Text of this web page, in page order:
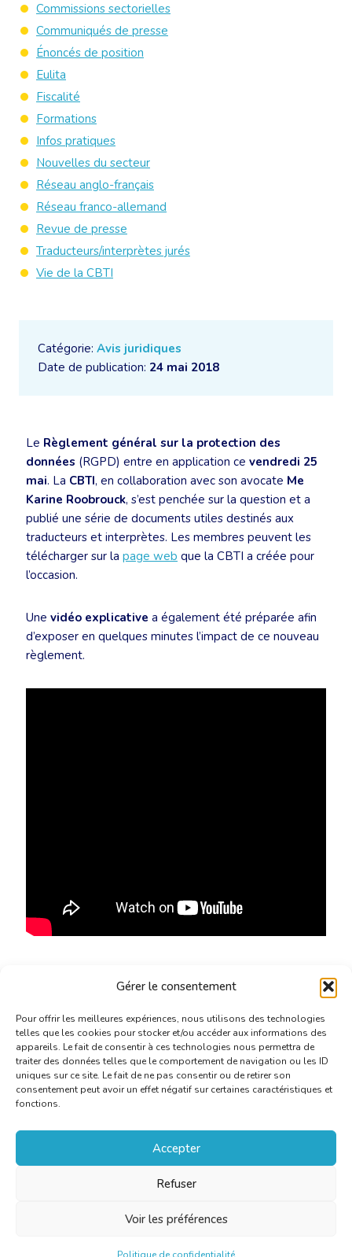
Gérer le consentement
Pour offrir les meilleures expériences, nous utilisons des technologies
telles que les cookies pour stocker et/ou accéder aux informations des
appareils. Le fait de consentir à ces technologies nous permettra de
traiter des données telles que le comportement de navigation ou les ID
uniques sur ce site. Le fait de ne pas consentir ou de retirer son
consentement peut avoir un effet négatif sur certaines caractéristiques et
fonctions.
Accepter
Refuser
Voir les préférences
Catégorie: Avis juridiques
Date de publication: 24 mai 2018
Le Règlement général sur la protection des
données (RGPD) entre en application ce vendredi 25
mai. La CBTI, en collaboration avec son avocate Me
Karine Roobrouck, s’est penchée sur la question et a
publié une série de documents utiles destinés aux
traducteurs et interprètes. Les membres peuvent les
télécharger sur la page web que la CBTI a créée pour
l’occasion.
Une vidéo explicative a également été préparée afin
d’exposer en quelques minutes l’impact de ce nouveau
règlement.
Commissions sectorielles
Communiqués de presse
Énoncés de position
Eulita
Fiscalité
Formations
Infos pratiques
Nouvelles du secteur
Réseau anglo-français
Réseau franco-allemand
Revue de presse
Traducteurs/interprètes jurés
Vie de la CBTI